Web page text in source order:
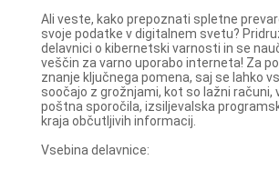
Ali veste, kako prepoznati spletne
svoje podatke v digitalnem svetu?
delavnici o kibernetski varnosti in se
veščin za varno uporabo interneta! Za
znanje ključnega pomena, saj se lahko
soočajo z grožnjami, kot so lažni računi,
poštna sporočila, izsiljevalska
kraja občutljivih informacij.
Vsebina delavnice: